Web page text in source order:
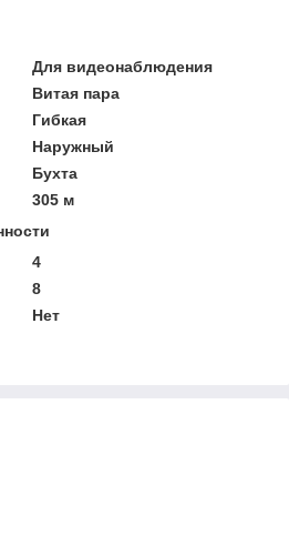
Для видеонаблюдения
Витая пара
Гибкая
Наружный
Бухта
305 м
4
8
Нет